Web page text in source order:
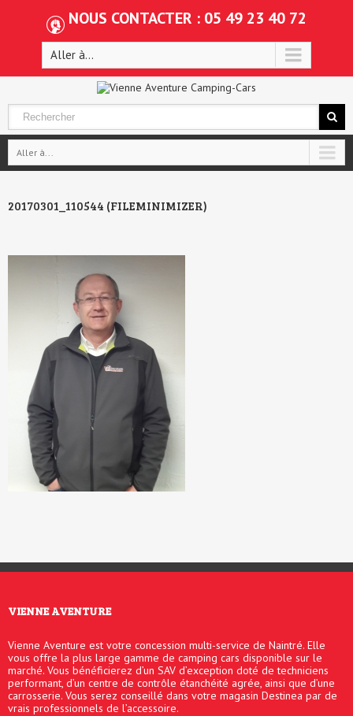
NOUS CONTACTER : 05 49 23 40 72
Aller à...
Aller à...
20170301_110544 (FILEMINIMIZER)
VIENNE AVENTURE
Vienne Aventure est votre concession multi-service de Naintré. Elle
vous offre la plus large gamme de camping cars disponible sur le
marché. Vous bénéficierez d’un SAV d’exception doté de techniciens
performant, d’un centre de contrôle étanchéité agrée, ainsi que d’une
carrosserie. Vous serez conseillé dans votre magasin Destinea par de
vrais professionnels de l’accessoire.